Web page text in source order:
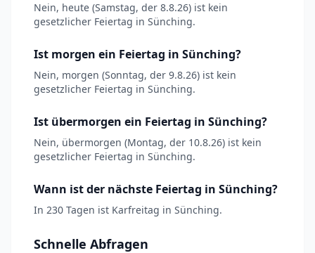
Nein, heute (Samstag, der 8.8.26) ist kein
gesetzlicher Feiertag in Sünching.
Ist morgen ein Feiertag in Sünching?
Nein, morgen (Sonntag, der 9.8.26) ist kein
gesetzlicher Feiertag in Sünching.
Ist übermorgen ein Feiertag in Sünching?
Nein, übermorgen (Montag, der 10.8.26) ist kein
gesetzlicher Feiertag in Sünching.
Wann ist der nächste Feiertag in Sünching?
In 230 Tagen ist Karfreitag in Sünching.
Schnelle Abfragen